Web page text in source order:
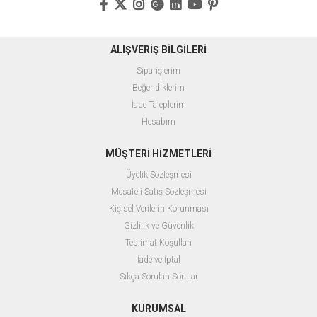
ALIŞVERİŞ BİLGİLERİ
Siparişlerim
Beğendiklerim
İade Taleplerim
Hesabım
MÜŞTERİ HİZMETLERİ
Üyelik Sözleşmesi
Mesafeli Satış Sözleşmesi
Kişisel Verilerin Korunması
Gizlilik ve Güvenlik
Teslimat Koşulları
İade ve İptal
Sıkça Sorulan Sorular
KURUMSAL